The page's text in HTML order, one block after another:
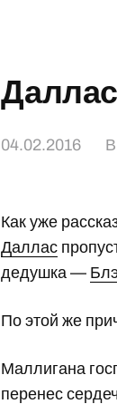
04.02.2016
Как уже
Даллас
дедушка —
По этой же
Маллигана
перенес